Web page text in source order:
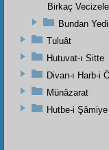
Birkaç
Bundan
Tuluât
Hutuvat-ı Sitte
Divan-ı Harb-i
Münâzarat
Hutbe-i Şâmiye